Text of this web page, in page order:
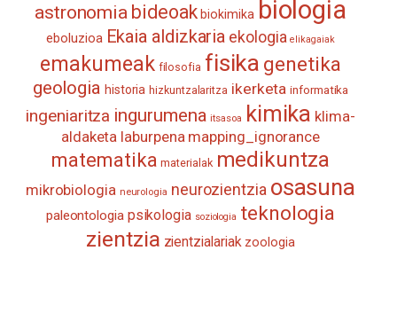
astronomia bideoak biokimika biologia
eboluzioa Ekaia aldizkaria ekologia elikagaiak
emakumeak filosofia fisika genetika
geologia historia hizkuntzalaritza ikerketa informatika
ingeniaritza ingurumena itsasoa kimika klima-
aldaketa laburpena mapping_ignorance
matematika materialak medikuntza
mikrobiologia neurologia neurozientzia osasuna
paleontologia psikologia soziologia teknologia
zientzia zientzialariak zoologia